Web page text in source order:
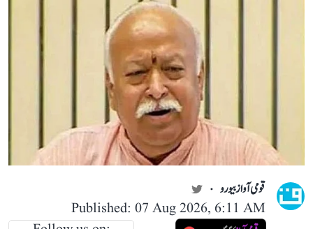
قومی آواز بیورو
Published: 07 Aug 2026, 6:11 AM